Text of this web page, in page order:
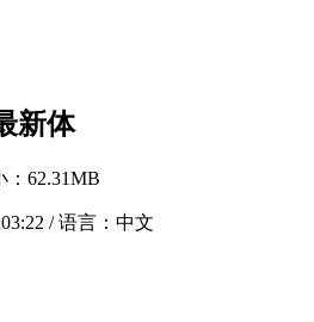
新体
：62.31MB
/ 语言：中文